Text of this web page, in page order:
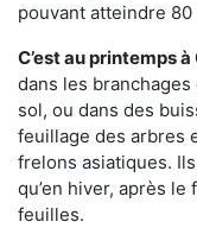
pouvant atteindre 80
C’est au printemps
dans les branchages
sol, ou dans des
feuillage des arbres
frelons asiatiques.
qu’en hiver, après
feuilles.